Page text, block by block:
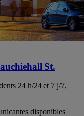
St.
24 h/24 et 7 j/7,
disponibles